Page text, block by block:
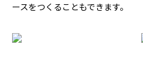
ースをつくることもできます。